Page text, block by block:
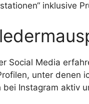
inklusive
Social Media
unter denen
bei Instagram aktiv